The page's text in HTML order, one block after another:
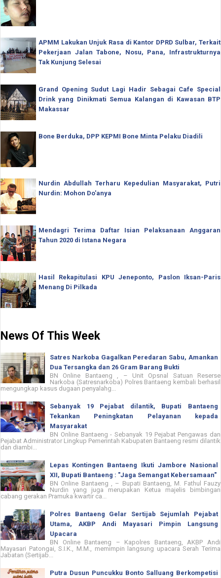
APMM Lakukan Unjuk Rasa di Kantor DPRD Sulbar, Terkait
Pekerjaan Jalan Tabone, Nosu, Pana, Infrastrukturnya
Tak Kunjung Selesai
Grand Opening Sudut Lagi Hadir Sebagai Cafe Special
Drink yang Dinikmati Semua Kalangan di Kawasan BTP
Makassar
Bone Berduka, DPP KEPMI Bone Minta Pelaku Diadili
Nurdin Abdullah Terharu Kepedulian Masyarakat, Putri
Nurdin: Mohon Do'anya
Mendagri Terima Daftar Isian Pelaksanaan Anggaran
Tahun 2020 di Istana Negara
Hasil Rekapitulasi KPU Jeneponto, Paslon Iksan-Paris
Menang Di Pilkada
News Of This Week
Satres Narkoba Gagalkan Peredaran Sabu, Amankan
Dua Tersangka dan 26 Gram Barang Bukti
BN Online Bantaeng , – Unit Opsnal Satuan Reserse
Narkoba (Satresnarkoba) Polres Bantaeng kembali berhasil
mengungkap kasus dugaan penyalahg...
Sebanyak 19 Pejabat dilantik, Bupati Bantaeng
Tekankan Peningkatan Pelayanan kepada
Masyarakat
BN Online Bantaeng - Sebanyak 19 Pejabat Pengawas dan
Pejabat Administrator Lingkup Pemerintah Kabupaten Bantaeng resmi dilantik
dan diambi...
Lepas Kontingen Bantaeng Ikuti Jambore Nasional
XII, Bupati Bantaeng : "Jaga Semangat Kebersamaan"
BN Online Bantaeng , – Bupati Bantaeng, M. Fathul Fauzy
Nurdin yang juga merupakan Ketua majelis bimbingan
cabang gerakan Pramuka kwartir ca...
Polres Bantaeng Gelar Sertijab Sejumlah Pejabat
Utama, AKBP Andi Mayasari Pimpin Langsung
Upacara
BN Online Bantaeng – Kapolres Bantaeng, AKBP Andi
Mayasari Patongai, S.I.K., M.M., memimpin langsung upacara Serah Terima
Jabatan (Sertijab...
Putra Dusun Puncukku Bonto Salluang Berkompetisi